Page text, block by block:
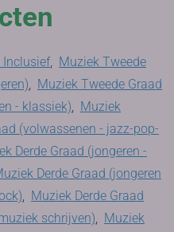
Inclusief, Muziek Tweede
, Muziek Tweede Graad
- klassiek), Muziek
(volwassenen - jazz-pop-
Derde Graad (jongeren -
Derde Graad (jongeren
, Muziek Derde Graad
schrijven), Muziek